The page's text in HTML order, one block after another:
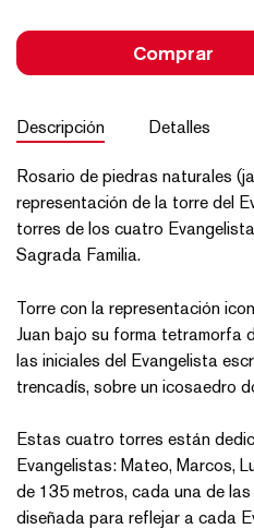
Comprar
Descripción Detalles
Rosario de piedras naturales
representación de la torre del
torres de los cuatro
Sagrada Familia.
Torre con la representación
Juan bajo su forma tetramorfa
las iniciales del Evangelista
trencadís, sobre un icosaedro
Estas cuatro torres están
Evangelistas: Mateo, Marcos,
de 135 metros, cada una de
diseñada para reflejar a cada